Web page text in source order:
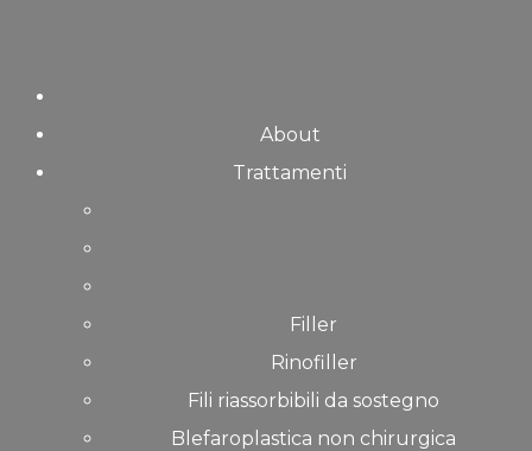
content
About
Trattamenti
Filler
Rinofiller
Fili riassorbibili da sostegno
Blefaroplastica non chirurgica